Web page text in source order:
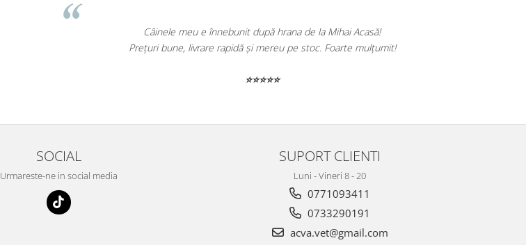
Câinele meu e înnebunit după hrana de la Mihai Acasă!
Prețuri bune, livrare rapidă și mereu pe stoc. Foarte mulțumit!
SOCIAL
Urmareste-ne in social media
SUPORT CLIENTI
Luni - Vineri 8 - 20
0771093411
0733290191
acva.vet@gmail.com